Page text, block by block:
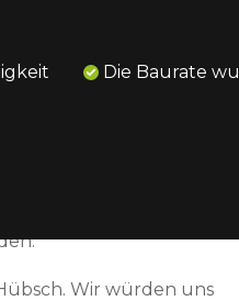
Die Baurate
Wir würden uns